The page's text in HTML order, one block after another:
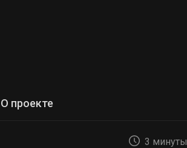
О проекте
3 минуты